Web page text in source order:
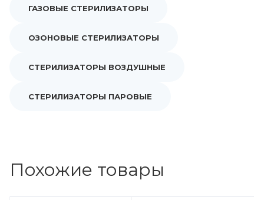
ГАЗОВЫЕ СТЕРИЛИЗАТОРЫ
ОЗОНОВЫЕ СТЕРИЛИЗАТОРЫ
СТЕРИЛИЗАТОРЫ ВОЗДУШНЫЕ
СТЕРИЛИЗАТОРЫ ПАРОВЫЕ
Похожие товары